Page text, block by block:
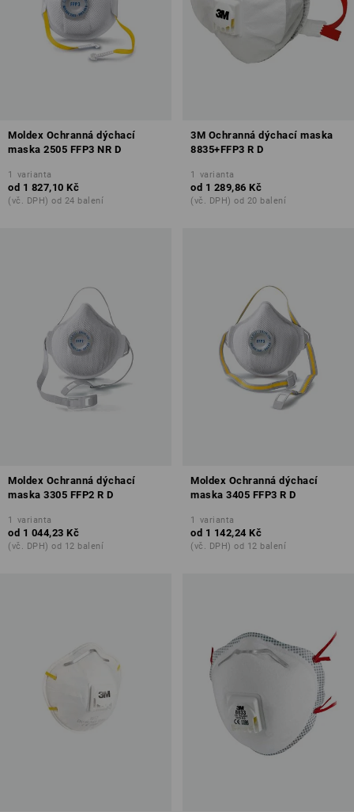
Moldex Ochranná dýchací
maska 2505 FFP3 NR D
1 varianta
od 1 827,10 Kč
(vč. DPH) od 24 balení
3M Ochranná dýchací maska
8835+FFP3 R D
1 varianta
od 1 289,86 Kč
(vč. DPH) od 20 balení
Moldex Ochranná dýchací
maska 3305 FFP2 R D
1 varianta
od 1 044,23 Kč
(vč. DPH) od 12 balení
Moldex Ochranná dýchací
maska 3405 FFP3 R D
1 varianta
od 1 142,24 Kč
(vč. DPH) od 12 balení